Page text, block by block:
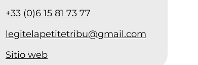
+33 (0)6 15 81 73 77
legitelapetitetribu@gmail.com
Sitio web